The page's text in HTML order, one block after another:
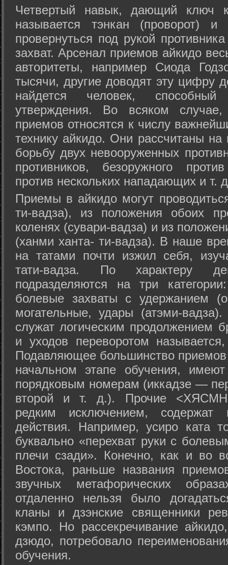
Четвертый навык, дающий ключ
называется тэнкан (проворот)
провернуться под рукой
захват. Арсенал приемов айкидо
авторитеты, например Сиода
тысячи, другие доводят эту цифру
найдется человек,
утверждения. Во всяком
приемов относятся к числу
технику айкидо. Они рассчитаны
борьбу двух невооруженных
противников, безоружного
против нескольких нападающих и т.
Приемы в айкидо могут
ти-вадза), из положения обоих
коленях (сувари-вадза) и из
(ханми ханта- ти-вадза). В наше
на татами почти изжил себя,
тати-вадза. По характеру
подразделяются на три
болевые захваты с удержанием
могательные, удары (атэми-
служат логическим продолжением
и уходов переворотом
Подавляющее большинство
начальном этапе обучения,
порядковым номерам (иккадзе —
второй и т. д.). Прочие
редким исключением, содержат
действия. Например, усиро ката
буквально «перехват руки с
плечи сзади». Конечно, как и во
Востока, раньше названия
звучных метафорических
отдаленно нельзя было
кланы и дзэнские священники
кэмпо. Но рассекречивание
дзюдо, потребовало
обучения.